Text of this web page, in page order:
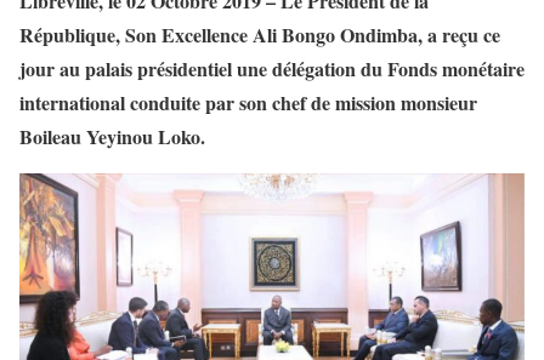
République, Son Excellence Ali Bongo Ondimba, a reçu ce
jour au palais présidentiel une délégation du Fonds monétaire
international conduite par son chef de mission monsieur
Boileau Yeyinou Loko.